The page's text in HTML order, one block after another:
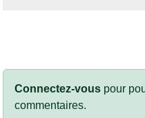
Connectez-vous pour
commentaires.